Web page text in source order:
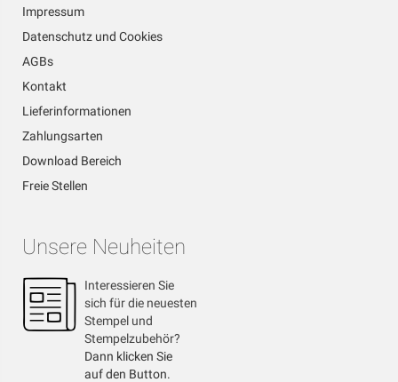
Impressum
Datenschutz und Cookies
AGBs
Kontakt
Lieferinformationen
Zahlungsarten
Download Bereich
Freie Stellen
Unsere Neuheiten
Interessieren Sie
sich für die neuesten
Stempel und
Stempelzubehör?
Dann klicken Sie
auf den Button.